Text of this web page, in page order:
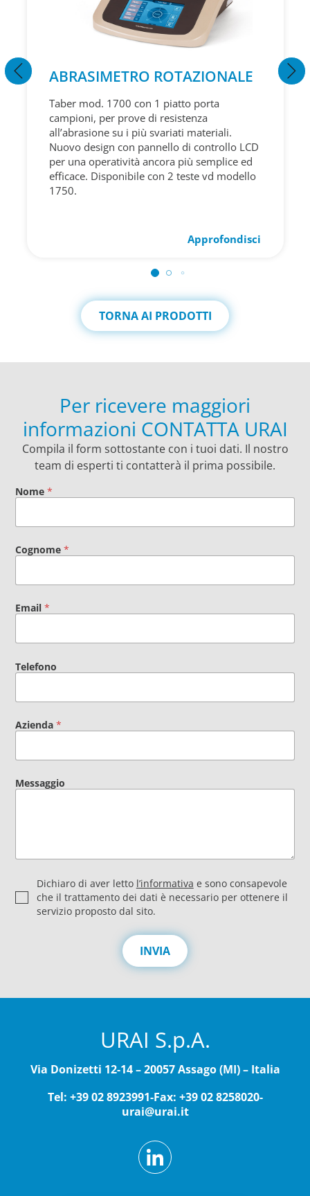
ABRASIMETRO ROTAZIONALE
Taber mod. 1700 con 1 piatto porta
campioni, per prove di resistenza
all’abrasione su i più svariati materiali.
Nuovo design con pannello di controllo LCD
per una operatività ancora più semplice ed
efficace. Disponibile con 2 teste vd modello
1750.
Approfondisci
TORNA AI PRODOTTI
Per ricevere maggiori
informazioni CONTATTA URAI
Compila il form sottostante con i tuoi dati. Il nostro
team di esperti ti contatterà il prima possibile.
Nome*
Cognome*
Email*
Telefono
Azienda*
Messaggio
r
i
Dichiaro di aver letto l’informativa e sono consapevole
che il trattamento dei dati è necessario per ottenere il
servizio proposto dal sito.
INVIA
URAI S.p.A.
Via Donizetti 12-14 – 20057 Assago (MI) – Italia
Tel: +39 02 8923991-Fax: +39 02 8258020-
urai@urai.it